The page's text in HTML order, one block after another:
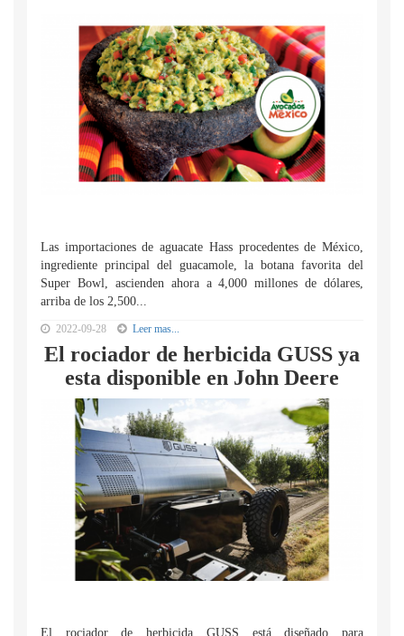
Las importaciones de aguacate Hass procedentes de México,
ingrediente principal del guacamole, la botana favorita del
Super Bowl, ascienden ahora a 4,000 millones de dólares,
arriba de los 2,500...
2022-09-28 Leer mas...
El rociador de herbicida GUSS ya
esta disponible en John Deere
El rociador de herbicida GUSS está diseñado para